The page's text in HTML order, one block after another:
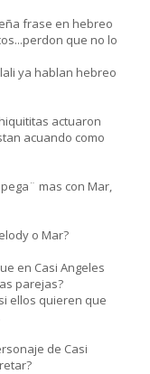
frase en hebreo
que no lo
ya hablan hebreo
actuaron
acuando como
mas con Mar,
o Mar?
en Casi Angeles
parejas?
ellos quieren que
de Casi